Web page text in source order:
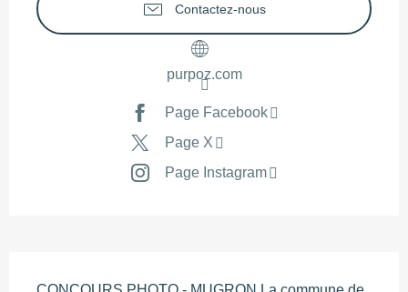
Contactez-nous
purpoz.com
Page Facebook
Page X
Page Instagram